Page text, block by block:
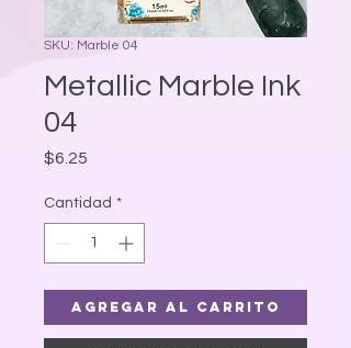
SKU: Marble 04
Metallic Marble Ink
04
$6.25
Cantidad *
Agregar al carrito